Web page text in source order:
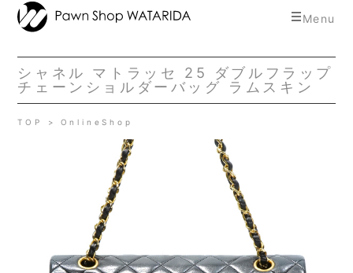
toggle
Menu
シャネル マトラッセ 25 ダブルフラップ
チェーンショルダーバッグ ラムスキン
TOP OnlineShop